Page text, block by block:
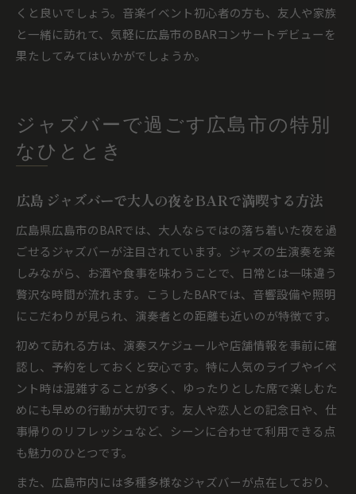
くと良いでしょう。音楽イベント初心者の方も、友人や家族
と一緒に訪れて、気軽に広島市のBARコンサートデビューを
果たしてみてはいかがでしょうか。
ジャズバーで過ごす広島市の特別
なひととき
広島 ジャズバーで大人の夜をBARで満喫する方法
広島県広島市のBARでは、大人ならではの落ち着いた夜を過
ごせるジャズバーが注目されています。ジャズの生演奏を楽
しみながら、お酒や食事を味わうことで、日常とは一味違う
贅沢な時間が流れます。こうしたBARでは、音響設備や照明
にこだわりが見られ、演奏者との距離も近いのが特徴です。
初めて訪れる方は、演奏スケジュールや店舗情報を事前に確
認し、予約をしておくと安心です。特に人気のライブやイベ
ント時は混雑することが多く、ゆったりとした席で楽しむた
めにも早めの行動が大切です。友人や恋人との記念日や、仕
事帰りのリフレッシュなど、シーンに合わせて利用できる点
も魅力のひとつです。
また、広島市内には多種多様なジャズバーが点在しており、